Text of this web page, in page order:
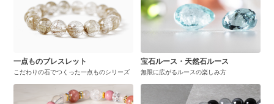
一点ものブレスレット
こだわりの石でつくった一点ものシリーズ
宝石ルース・天然石ルース
無限に広がるルースの楽しみ方